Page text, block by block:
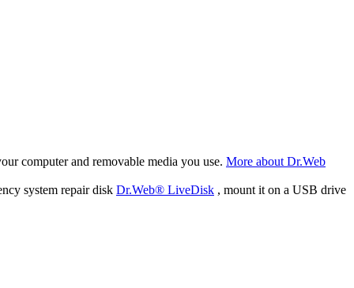
computer and removable media you use. More about Dr.Web
system repair disk Dr.Web® LiveDisk , mount it on a USB drive